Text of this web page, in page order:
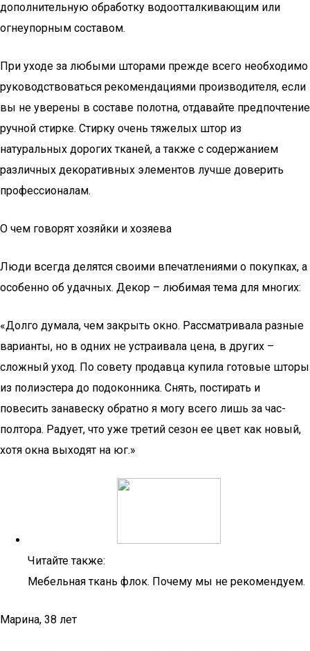
дополнительную обработку водоотталкивающим или
огнеупорным составом.
При уходе за любыми шторами прежде всего необходимо
руководствоваться рекомендациями производителя, если
вы не уверены в составе полотна, отдавайте предпочтение
ручной стирке. Стирку очень тяжелых штор из
натуральных дорогих тканей, а также с содержанием
различных декоративных элементов лучше доверить
профессионалам.
О чем говорят хозяйки и хозяева
Люди всегда делятся своими впечатлениями о покупках, а
особенно об удачных. Декор – любимая тема для многих:
«Долго думала, чем закрыть окно. Рассматривала разные
варианты, но в одних не устраивала цена, в других –
сложный уход. По совету продавца купила готовые шторы
из полиэстера до подоконника. Снять, постирать и
повесить занавеску обратно я могу всего лишь за час-
полтора. Радует, что уже третий сезон ее цвет как новый,
хотя окна выходят на юг.»
Читайте также:
Мебельная ткань флок. Почему мы не рекомендуем.
Марина, 38 лет